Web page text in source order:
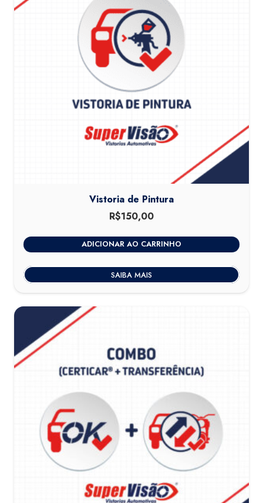
Vistoria de Pintura
R$150,00
ADICIONAR AO CARRINHO
SAIBA MAIS